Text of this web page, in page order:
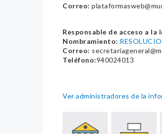
Correo:
Responsable de acceso a la
Nombramiento:
Correo:
Teléfono:940024013
Ver administradores de la